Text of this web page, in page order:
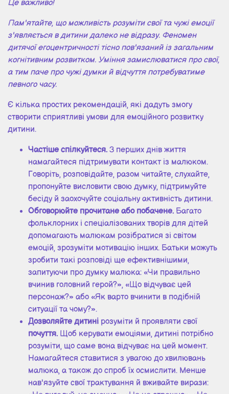
Це важливо!
Пам'ятайте, що можливість розуміти свої та чужі емоції
з'являється в дитини далеко не відразу. Феномен
дитячої егоцентричності тісно пов'язаний із загальним
когнітивним розвитком. Уміння замислюватися про свої,
а тим паче про чужі думки й відчуття потребуватиме
певного часу.
Є кілька простих рекомендацій, які дадуть змогу
створити сприятливі умови для емоційного розвитку
дитини.
Частіше спілкуйтеся. З перших днів життя
намагайтеся підтримувати контакт із малюком.
Говоріть, розповідайте, разом читайте, слухайте,
пропонуйте висловити свою думку, підтримуйте
бесіду й заохочуйте соціальну активність дитини.
Обговорюйте прочитане або побачене. Багато
фольклорних і спеціалізованих творів для дітей
допомагають малюкам розібратися зі світом
емоцій, зрозуміти мотивацію інших. Батьки можуть
зробити такі розповіді ще ефективнішими,
запитуючи про думку малюка: «Чи правильно
вчинив головний герой?», «Що відчуває цей
персонаж?» або «Як варто вчинити в подібній
ситуації та чому?».
Дозволяйте дитині розуміти й проявляти свої
почуття. Щоб керувати емоціями, дитині потрібно
розуміти, що саме вона відчуває на цей момент.
Намагайтеся ставитися з увагою до хвилювань
малюка, а також до спроб їх осмислити. Менше
нав'язуйте свої трактування й вживайте вирази: